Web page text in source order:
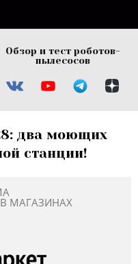
Обзор и тест роботов-
пылесосов
два моющих
станции!
МАГАЗИНАХ